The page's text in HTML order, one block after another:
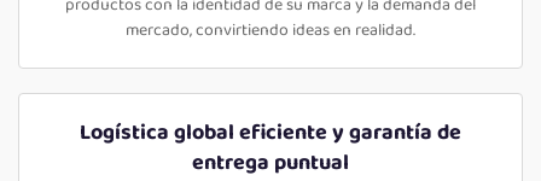
mercado, convirtiendo ideas en realidad.
Logística global eficiente y garantía de
entrega puntual